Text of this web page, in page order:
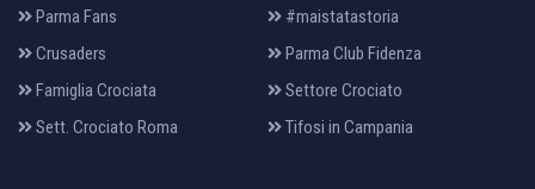
Parma Fans
#maistatastoria
Crusaders
Parma Club Fidenza
Famiglia Crociata
Settore Crociato
Sett. Crociato Roma
Tifosi in Campania